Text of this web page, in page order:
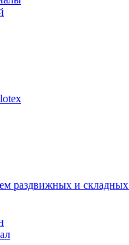
раздвижных и складных